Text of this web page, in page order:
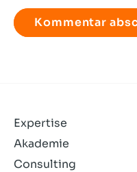
habe
die
Expertise
Akademie
Consulting